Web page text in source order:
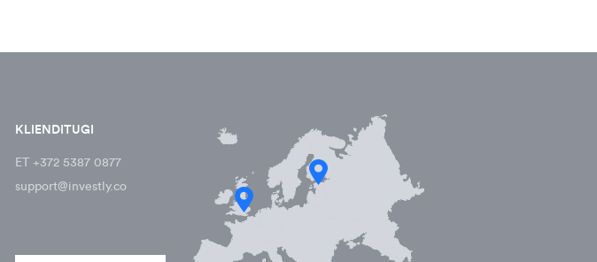
KLIENDITUGI
ET +372 5387 0877
support@investly.co